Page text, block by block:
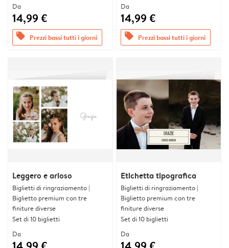
Da
14,99 €
offers Prezzi bassi tutti i giorni
Da
14,99 €
offers Prezzi bassi tutti i giorni
Leggero e arioso
Biglietti di ringraziamento |
Biglietto premium con tre
finiture diverse
Set di 10 biglietti
Da
Etichetta tipografica
Biglietti di ringraziamento |
Biglietto premium con tre
finiture diverse
Set di 10 biglietti
Da